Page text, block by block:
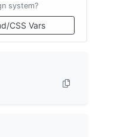
system?
CSS Vars